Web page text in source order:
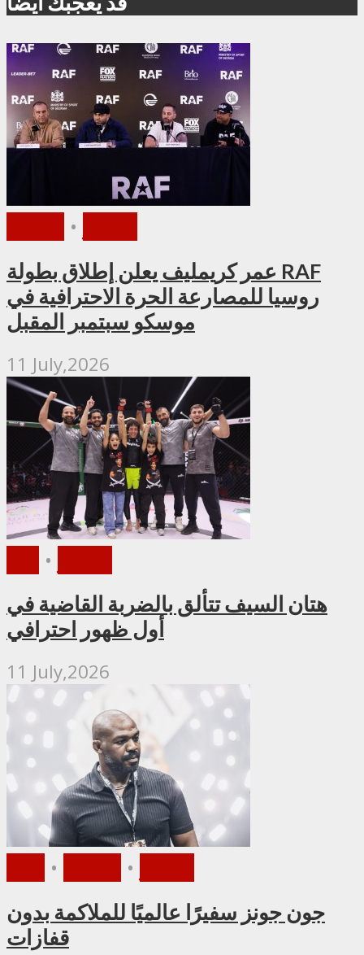
•
عمر كريمليف يعلن إطلاق بطولة RAF
روسيا للمصارعة الحرة الاحترافية في
موسكو سبتمبر المقبل
11 July,2026
•
هتان السيف تتألق بالضربة القاضية في
أول ظهور احترافي
11 July,2026
• •
جون جونز سفيرًا عالميًا للملاكمة بدون
قفازات